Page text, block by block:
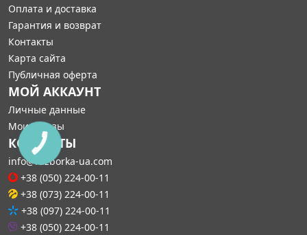
Оплата и доставка
Гарантия и возврат
Контакты
Карта сайта
Публичная оферта
МОЙ АККАУНТ
Личные данные
Мои заказы
КОНТАКТЫ
info@razborka-ua.com
+38 (050) 224-00-11
+38 (073) 224-00-11
+38 (097) 224-00-11
+38 (050) 224-00-11